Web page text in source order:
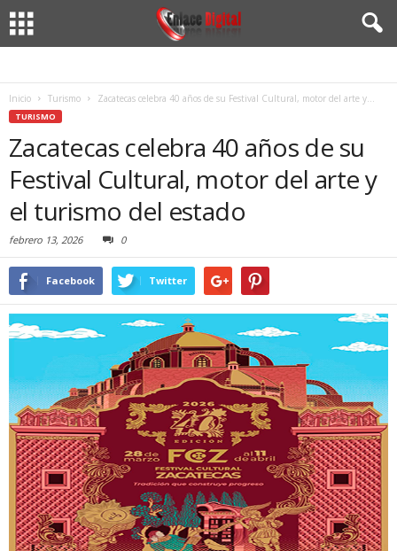
Inicio Turismo Zacatecas celebra 40 años de su Festival Cultural, motor del arte y...
TURISMO
Zacatecas celebra 40 años de su
Festival Cultural, motor del arte y
el turismo del estado
febrero 13, 2026 0
Facebook Twitter